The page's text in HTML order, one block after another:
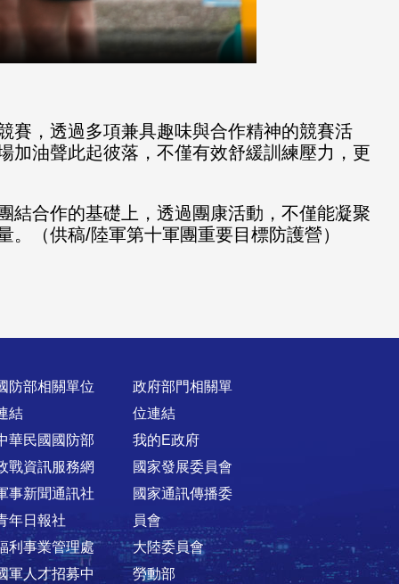
賽，透過多項兼具趣味與合作精神的競賽活
加油聲此起彼落，不僅有效舒緩訓練壓力，更
結合作的基礎上，透過團康活動，不僅能凝聚
（供稿/陸軍第十軍團重要目標防護營）
防部相關單位
結
華民國國防部
戰資訊服務網
事新聞通訊社
年日報社
利事業管理處
軍人才招募中
政府部門相關單
位連結
我的E政府
國家發展委員會
國家通訊傳播委
員會
大陸委員會
勞動部